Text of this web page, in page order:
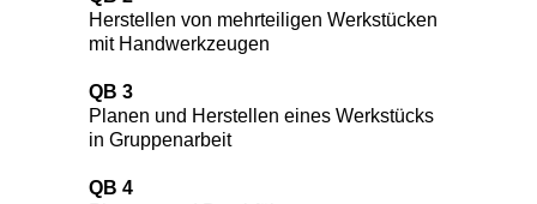
Herstellen von mehrteiligen Werkstücken
mit Handwerkzeugen
QB 3
Planen und Herstellen eines Werkstücks
in Gruppenarbeit
QB 4